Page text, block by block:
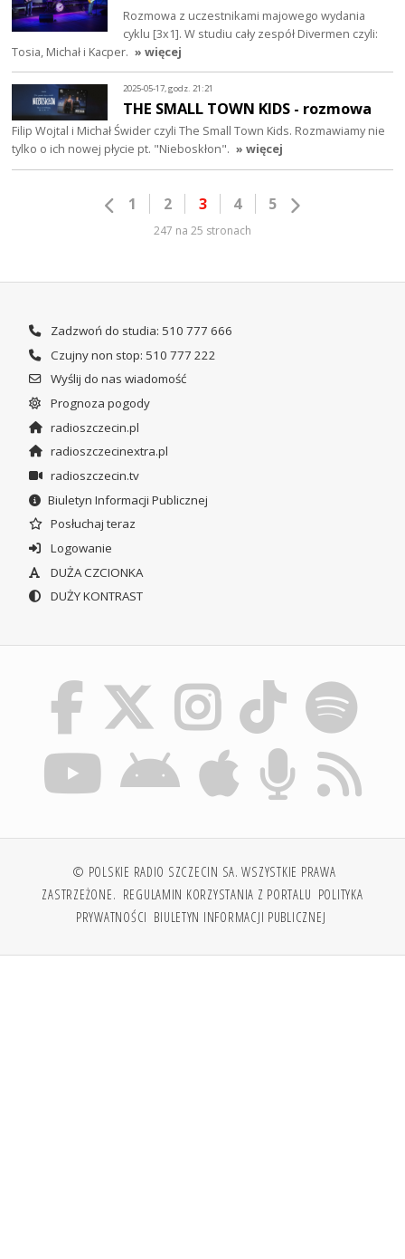
Rozmowa z uczestnikami majowego wydania
cyklu [3x1]. W studiu cały zespół Divermen czyli:
Tosia, Michał i Kacper. » więcej
2025-05-17, godz. 21:21
THE SMALL TOWN KIDS - rozmowa
Filip Wojtal i Michał Świder czyli The Small Town Kids. Rozmawiamy nie
tylko o ich nowej płycie pt. "Nieboskłon". » więcej
1 2 3 4 5
247 na 25 stronach
Zadzwoń do studia: 510 777 666
Czujny non stop: 510 777 222
Wyślij do nas wiadomość
Prognoza pogody
radioszczecin.pl
radioszczecinextra.pl
radioszczecin.tv
Biuletyn Informacji Publicznej
Posłuchaj teraz
Logowanie
DUŻA CZCIONKA
DUŻY KONTRAST
© POLSKIE RADIO SZCZECIN SA. WSZYSTKIE PRAWA
ZASTRZEŻONE. REGULAMIN KORZYSTANIA Z PORTALU POLITYKA
PRYWATNOŚCI BIULETYN INFORMACJI PUBLICZNEJ